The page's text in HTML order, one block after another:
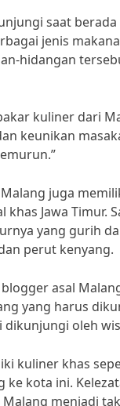
saat
jenis
hidangan
kuliner dari
keunikan
Malang juga
Jawa Timur.
yang gurih
perut kenyang.
asal
yang harus
oleh
kuliner khas
kota ini.
menjadi